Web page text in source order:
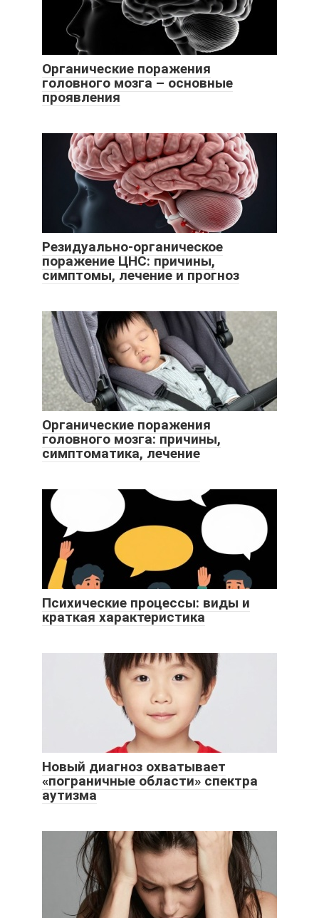
Органические поражения
головного мозга – основные
проявления
Резидуально-органическое
поражение ЦНС: причины,
симптомы, лечение и прогноз
Органические поражения
головного мозга: причины,
симптоматика, лечение
Психические процессы: виды и
краткая характеристика
Новый диагноз охватывает
«пограничные области» спектра
аутизма